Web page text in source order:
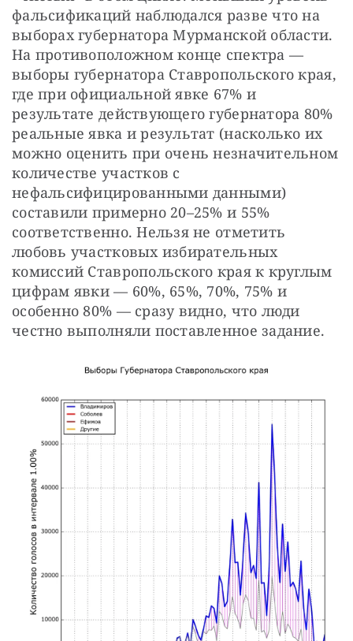
фальсификаций наблюдался разве что на
выборах губернатора Мурманской области.
На противоположном конце спектра —
выборы губернатора Ставропольского края,
где при официальной явке 67% и
результате действующего губернатора 80%
реальные явка и результат (насколько их
можно оценить при очень незначительном
количестве участков с
нефальсифицированными данными)
составили примерно 20–25% и 55%
соответственно. Нельзя не отметить
любовь участковых избирательных
комиссий Ставропольского края к круглым
цифрам явки — 60%, 65%, 70%, 75% и
особенно 80% — сразу видно, что люди
честно выполняли поставленное задание.